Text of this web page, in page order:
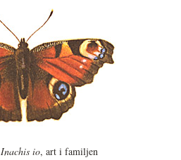
Inachis io, art i familjen